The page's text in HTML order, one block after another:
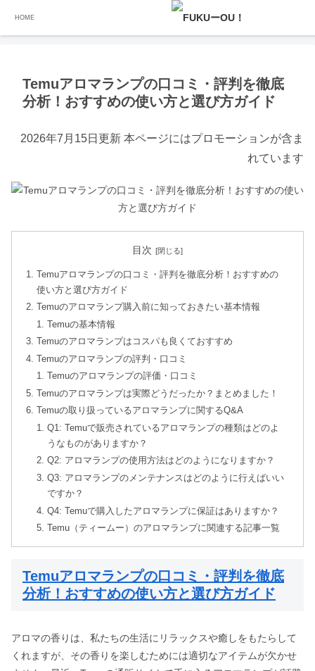
ホーム
Temuアロマランプの口コミ・評判を徹底
分析！おすすめの使い方と選び方ガイド
2026年7月15日更新 本ページにはプロモーションが含ま
れています
目次
Temuアロマランプの口コミ・評判を徹底分析！おすすめの
使い方と選び方ガイド
Temuのアロマランプ購入前に知っておきたい基本情報
Temuの基本情報
Temuのアロマランプはコスパも良くておすすめ
Temuのアロマランプの評判・口コミ
Temuのアロマランプの評価・口コミ
Temuのアロマランプは実際どうだったか？まとめました！
Temuの取り扱っているアロマランプに関するQ&A
Q1: Temuで販売されているアロマランプの種類はどのよ
うなものがありますか？
Q2: アロマランプの使用方法はどのようになりますか？
Q3: アロマランプのメンテナンスはどのように行えばいい
ですか？
Q4: Temuで購入したアロマランプに保証はありますか？
Temu（ティームー）のアロマランプに関連する記事一覧
Temuアロマランプの口コミ・評判を徹底
分析！おすすめの使い方と選び方ガイド
アロマの香りは、私たちの生活にリラックスや癒しをもたらして
くれますが、その香りを楽しむためには適切なアイテムが欠かせ
HOME